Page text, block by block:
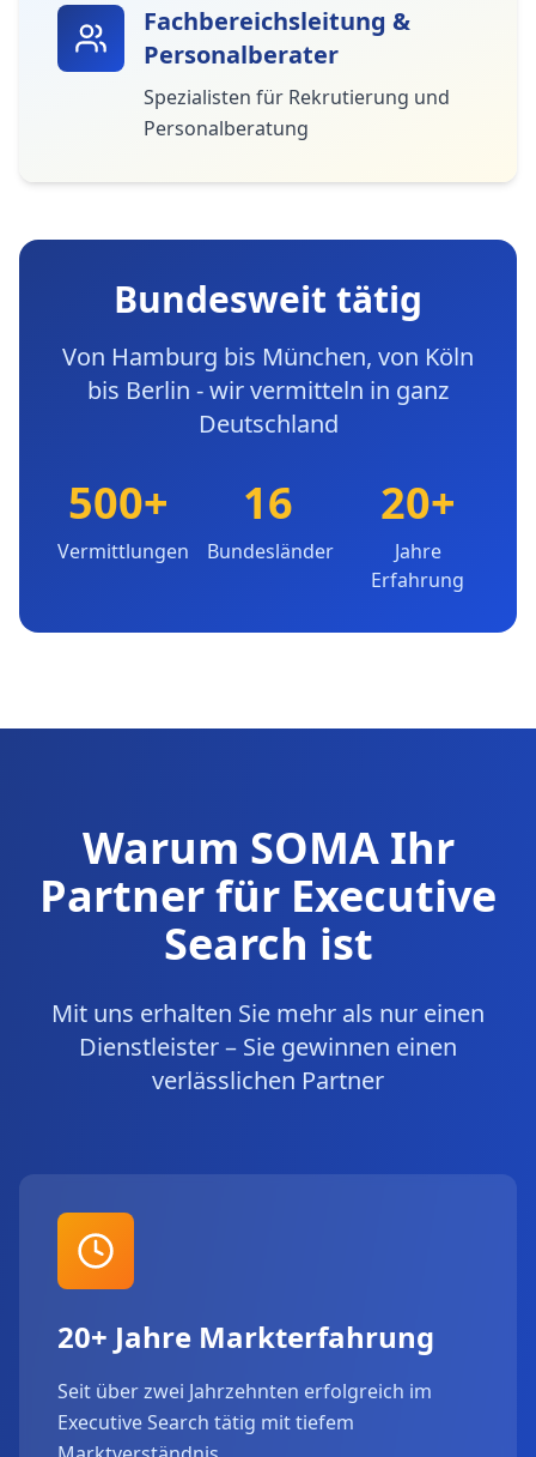
Fachbereichsleitung &
Personalberater
Spezialisten für Rekrutierung und
Personalberatung
Bundesweit tätig
Von Hamburg bis München, von Köln
bis Berlin - wir vermitteln in ganz
Deutschland
500+
Vermittlungen
16
Bundesländer
20+
Jahre
Erfahrung
Warum SOMA Ihr
Partner für Executive
Search ist
Mit uns erhalten Sie mehr als nur einen
Dienstleister – Sie gewinnen einen
verlässlichen Partner
20+ Jahre Markterfahrung
Seit über zwei Jahrzehnten erfolgreich im
Executive Search tätig mit tiefem